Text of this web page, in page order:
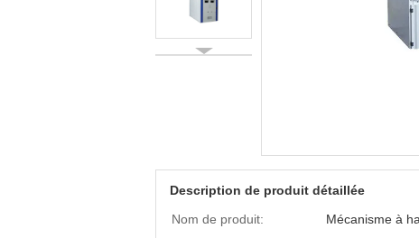
Description de produit détaillée
Nom de produit:
Mécanisme à